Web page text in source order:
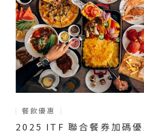
餐飲優惠
2025 ITF 聯合餐券加碼優